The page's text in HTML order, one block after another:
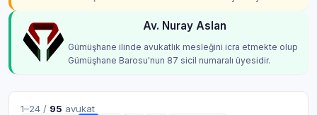
Av. Nuray Aslan
Gümüşhane ilinde avukatlık mesleğini icra etmekte olup
Gümüşhane Barosu'nun 87 sicil numaralı üyesidir.
1–24 / 95 avukat